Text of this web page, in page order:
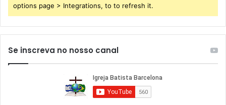
options page > Integrations, to to refresh it.
Se inscreva no nosso canal